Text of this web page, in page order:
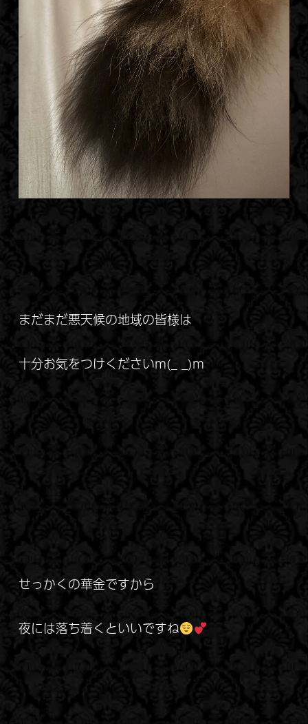
まだまだ悪天候の地域の皆様は
十分お気をつけくださいm(_ _)m
せっかくの華金ですから
夜には落ち着くといいですね